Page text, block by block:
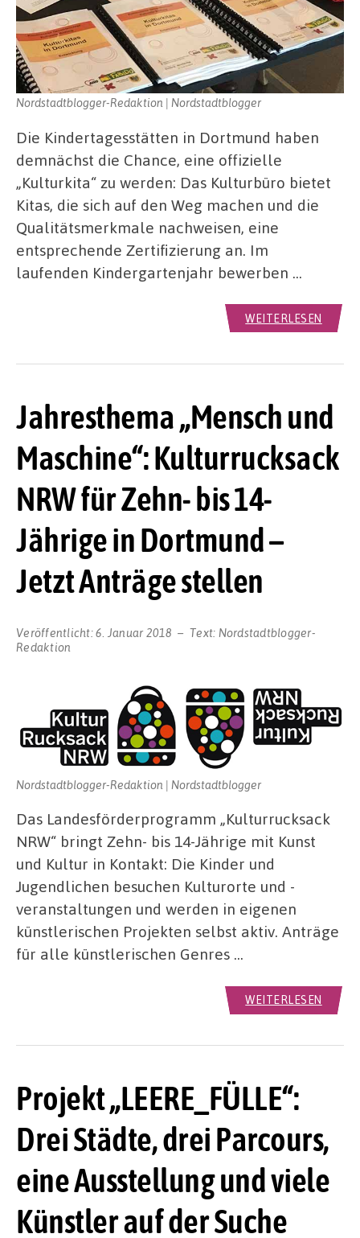
Nordstadtblogger-Redaktion | Nordstadtblogger
Die Kindertagesstätten in Dortmund haben
demnächst die Chance, eine offizielle
„Kulturkita“ zu werden: Das Kulturbüro bietet
Kitas, die sich auf den Weg machen und die
Qualitätsmerkmale nachweisen, eine
entsprechende Zertifizierung an. Im
laufenden Kindergartenjahr bewerben …
WEITERLESEN
Jahresthema „Mensch und
Maschine“: Kulturrucksack
NRW für Zehn- bis 14-
Jährige in Dortmund –
Jetzt Anträge stellen
Veröffentlicht:6. Januar 2018 Text: Nordstadtblogger-
Redaktion
Nordstadtblogger-Redaktion | Nordstadtblogger
Das Landesförderprogramm „Kulturrucksack
NRW“ bringt Zehn- bis 14-Jährige mit Kunst
und Kultur in Kontakt: Die Kinder und
Jugendlichen besuchen Kulturorte und -
veranstaltungen und werden in eigenen
künstlerischen Projekten selbst aktiv. Anträge
für alle künstlerischen Genres …
WEITERLESEN
Projekt „LEERE_FÜLLE“:
Drei Städte, drei Parcours,
eine Ausstellung und viele
Künstler auf der Suche